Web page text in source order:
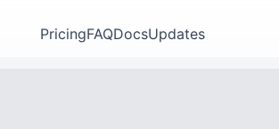
PricingFAQDocsUpdates